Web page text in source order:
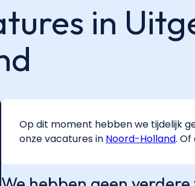
in
Op dit moment hebben we tijdelijk
onze vacatures in Noord-Holland.